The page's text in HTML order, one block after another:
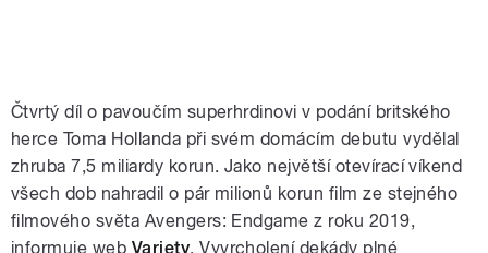
Čtvrtý díl o pavoučím superhrdinovi v podání britského
herce Toma Hollanda při svém domácím debutu vydělal
zhruba 7,5 miliardy korun. Jako největší otevírací víkend
všech dob nahradil o pár milionů korun film ze stejného
filmového světa Avengers: Endgame z roku 2019,
informuje web Variety. Vyvrcholení dekády plné